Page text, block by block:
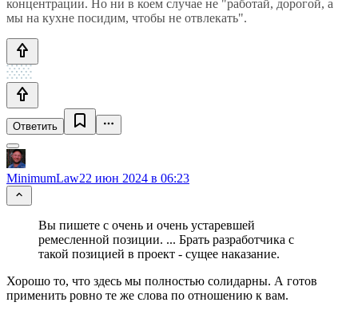
концентрации. Но ни в коем случае не "работай, дорогой, а
мы на кухне посидим, чтобы не отвлекать".
Ответить
MinimumLaw22 июн 2024 в 06:23
Вы пишете с очень и очень устаревшей
ремесленной позиции. ... Брать разработчика с
такой позицией в проект - сущее наказание.
Хорошо то, что здесь мы полностью солидарны. А готов
применить ровно те же слова по отношению к вам.